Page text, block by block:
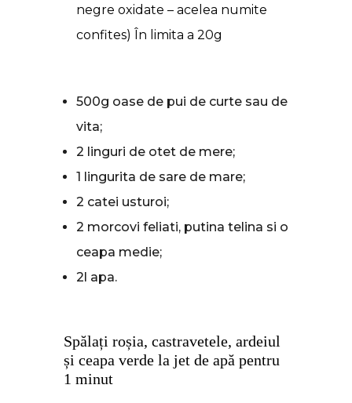
negre oxidate – acelea numite
confites) În limita a 20g
500g oase de pui de curte sau de
vita;
2 linguri de otet de mere;
1 lingurita de sare de mare;
2 catei usturoi;
2 morcovi feliati, putina telina si o
ceapa medie;
2l apa.
Spălați roșia, castravetele, ardeiul
și ceapa verde la jet de apă pentru
1 minut